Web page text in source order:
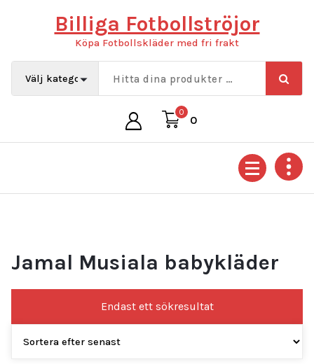
Billiga Fotbollströjor
Köpa Fotbollskläder med fri frakt
0
0
Jamal Musiala babykläder
Endast ett sökresultat